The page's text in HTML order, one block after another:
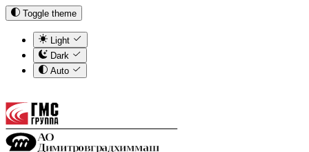
Toggle theme
Light
Dark
Auto